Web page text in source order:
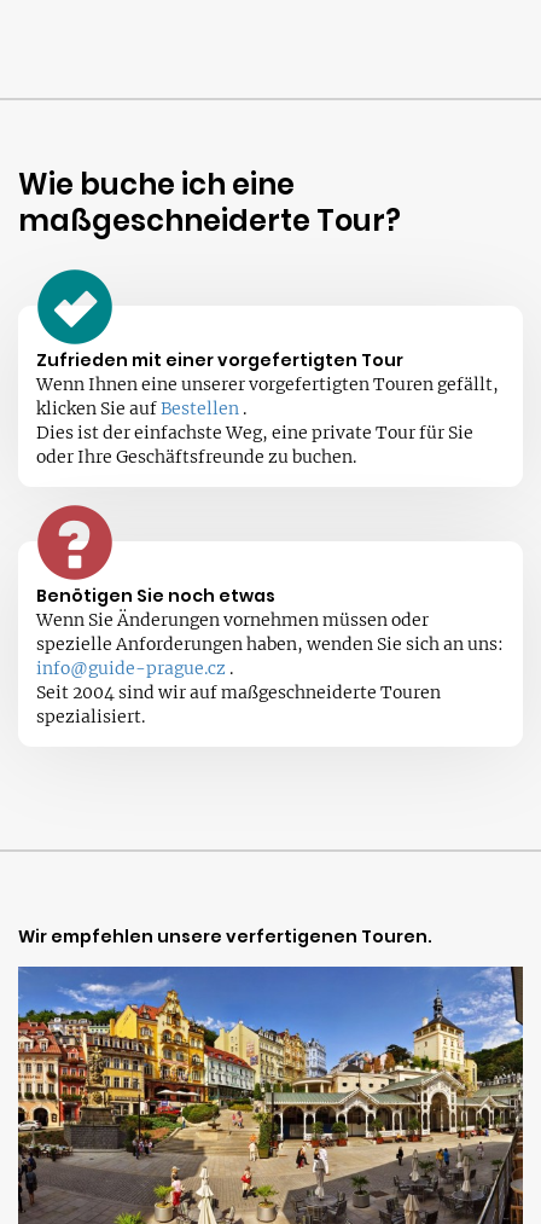
Wie buche ich eine
maßgeschneiderte Tour?
Zufrieden mit einer vorgefertigten Tour
Wenn Ihnen eine unserer vorgefertigten Touren gefällt,
klicken Sie aufBestellen .
Dies ist der einfachste Weg, eine private Tour für Sie
oder Ihre Geschäftsfreunde zu buchen.
Benötigen Sie noch etwas
Wenn Sie Änderungen vornehmen müssen oder
spezielle Anforderungen haben, wenden Sie sich an uns:
info@guide-prague.cz .
Seit 2004 sind wir auf maßgeschneiderte Touren
spezialisiert.
Wir empfehlen unsere verfertigenen Touren.